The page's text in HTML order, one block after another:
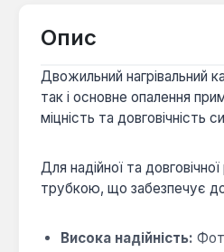
Опис
Двожильний нагрівальний
так і основне опалення
міцність та довговічність
Для надійної та
трубкою, що забезпечує
Висока надійність: